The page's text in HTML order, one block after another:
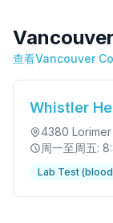
查看Vancouver
Whistler
4380
周一至周五:
Lab Test